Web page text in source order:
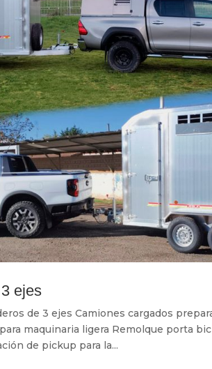
ejes
de 3 ejes Camiones cargados
maquinaria ligera Remolque porta
de pickup para la...